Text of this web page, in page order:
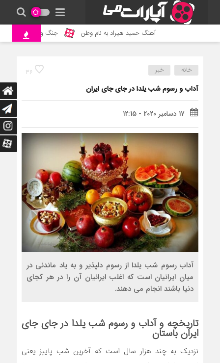
آهنگ حمید هیراد به نام وطن جنگ و نبرد حیوانات وحشی –
36 خانه خبر
آداب و رسوم شب یلدا در جای جای ایران
17 دسامبر 2020 - 12:15
آداب رسوم شب یلدا از رسوم دلپذیر و به یاد ماندنی در
میان ایرانیان است که اغلب ایرانیان آن را در هر کجای
دنیا باشند انجام می دهند.
تاریخچه و آداب و رسوم شب یلدا در جای جای
ایران باستان
نزدیک به چند هزار سال است که آخرین شب پاییز یعنی